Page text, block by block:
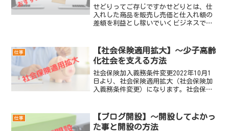
せどりってご存じですかせどりとは、仕
入れした商品を販売し売価と仕入れ額の
差額を利益とし稼いでいくビジネスで
業も大量に仕入れて、手間賃・利益を上
乗せして販売するというビジ...
仕事
【社会保険適用拡大】～少子高齢
化社会を支える方法
社会保険加入義務条件変更2022年10月1
日より、社会保険適用拡大（社会保険加
入義務条件変更）になります。社会保険
称です。平成28年10からの改正（6年
前）・被保険者...
仕事
【ブログ開設】～開設してよかっ
た事と開設の方法